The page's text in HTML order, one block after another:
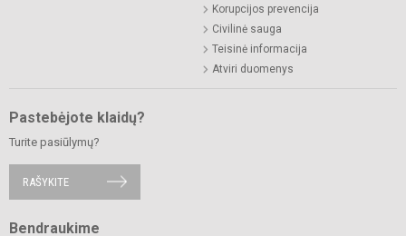
Korupcijos prevencija
Civilinė sauga
Teisinė informacija
Atviri duomenys
Pastebėjote klaidų?
Turite pasiūlymų?
RAŠYKITE
Bendraukime